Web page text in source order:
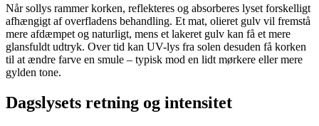
Når sollys rammer korken, reflekteres og absorberes lyset forskelligt
afhængigt af overfladens behandling. Et mat, olieret gulv vil fremstå
mere afdæmpet og naturligt, mens et lakeret gulv kan få et mere
glansfuldt udtryk. Over tid kan UV-lys fra solen desuden få korken
til at ændre farve en smule – typisk mod en lidt mørkere eller mere
gylden tone.
Dagslysets retning og intensitet